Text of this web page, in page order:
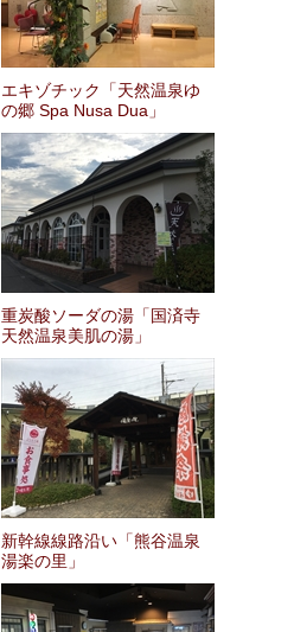
エキゾチック「天然温泉ゆ
の郷 Spa Nusa Dua」
重炭酸ソーダの湯「国済寺
天然温泉美肌の湯」
新幹線線路沿い「熊谷温泉
湯楽の里」